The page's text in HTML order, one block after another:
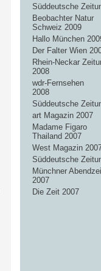
Süddeutsche
Beobachter Natur
Schweiz 2009
Hallo München
Der Falter Wien
Rhein-Neckar
2008
wdr-Fernsehen
2008
Süddeutsche
art Magazin 2007
Madame Figaro
Thailand 2007
West Magazin
Süddeutsche
Münchner
2007
Die Zeit 2007